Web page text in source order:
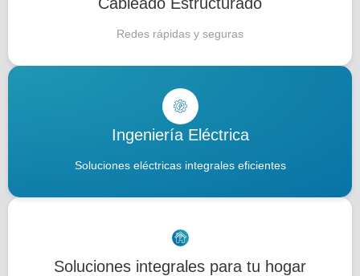
Redes rápidas y seguras
Ingeniería Eléctrica
Soluciones eléctricas integrales eficientes
Soluciones integrales para tu hogar